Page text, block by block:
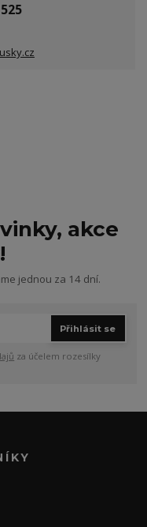
akce
jednou za 14 dní.
Přihlásit se
za účelem rozesílky